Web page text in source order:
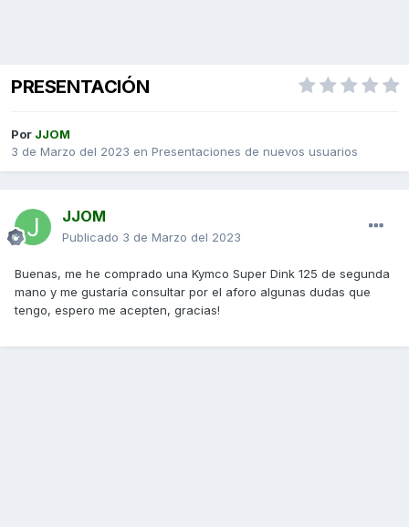
PRESENTACIÓN
Por JJOM
3 de Marzo del 2023 en Presentaciones de nuevos usuarios
JJOM
Publicado 3 de Marzo del 2023
Buenas, me he comprado una Kymco Super Dink 125 de segunda
mano y me gustaría consultar por el aforo algunas dudas que
tengo, espero me acepten, gracias!